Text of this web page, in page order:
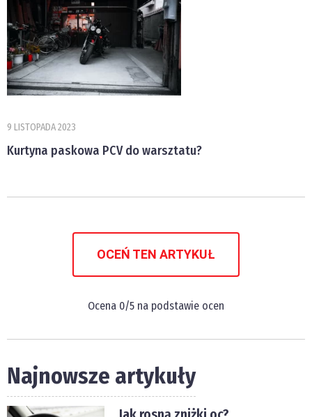
9 LISTOPADA 2023
Kurtyna paskowa PCV do warsztatu?
OCEŃ TEN ARTYKUŁ
Ocena 0/5 na podstawie ocen
Najnowsze artykuły